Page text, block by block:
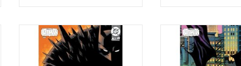
DC COMICS Absolute Batman
#18 Cover C Declan Shalvey
Variant
DC COMICS
#18 Cover B
Variant